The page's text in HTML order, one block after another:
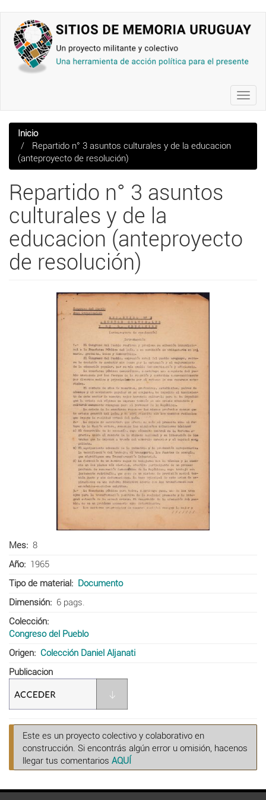
contenido
principal
Inicio
Repartido n° 3 asuntos culturales y de la educacion
(anteproyecto de resolución)
Repartido n° 3 asuntos
culturales y de la
educacion (anteproyecto
de resolución)
Mes
8
Año
1965
Tipo de material
Documento
Dimensión
6 pags.
Colección
Congreso del Pueblo
Origen
Colección Daniel Aljanati
Publicacion
Este es un proyecto colectivo y colaborativo en
construcción. Si encontrás algún error u omisión, hacenos
llegar tus comentarios AQUÍ